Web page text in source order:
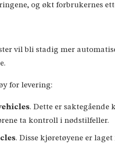
og økt forbrukernes
vil bli stadig mer
for levering:
. Dette er
ta kontroll i nødstilfeller.
. Disse kjøretøyene er